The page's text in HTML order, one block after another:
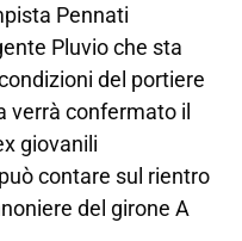
Pennati
Pluvio che sta
del portiere
verrà confermato il
giovanili
contare sul rientro
del girone A